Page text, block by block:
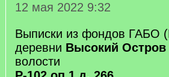
12 мая 2022 9:32
Выписки из фондов ГАБО
деревни Высокий Остров
волости